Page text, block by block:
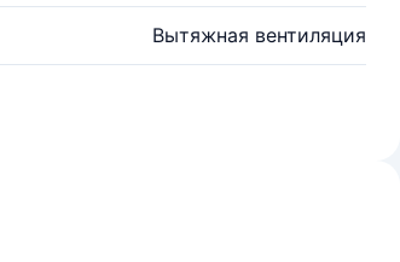
Вытяжная вентиляция